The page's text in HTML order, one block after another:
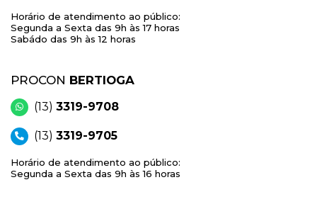
Horário de atendimento ao público:
Segunda a Sexta das 9h às 17 horas
Sabádo das 9h às 12 horas
PROCON BERTIOGA
(13) 3319-9708
(13) 3319-9705
Horário de atendimento ao público:
Segunda a Sexta das 9h às 16 horas